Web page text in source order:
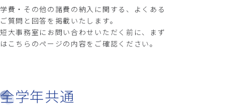
学費・その他の諸費の納入に関する、よくある
ご質問と回答を掲載いたします。
短大事務室にお問い合わせいただく前に、まず
はこちらのページの内容をご確認ください。
全学年共通